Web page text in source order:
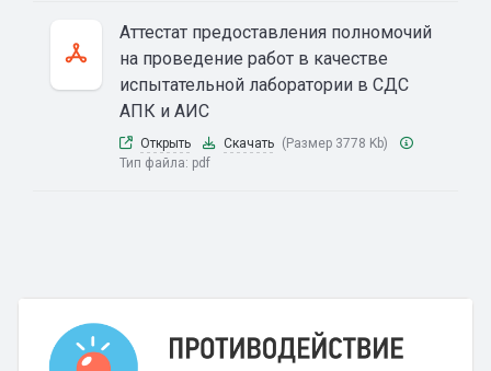
Аттестат предоставления полномочий
на проведение работ в качестве
испытательной лаборатории в СДС
АПК и АИС
Открыть Скачать (Размер 3778 Kb)
Тип файла: pdf